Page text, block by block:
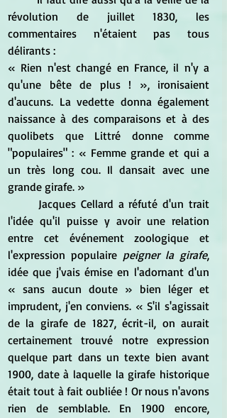
révolution de juillet 1830, les
commentaires n'étaient pas tous
délirants :
« Rien n'est changé en France, il n'y a
qu'une bête de plus ! », ironisaient
d'aucuns. La vedette donna également
naissance à des comparaisons et à des
quolibets que Littré donne comme
"populaires" : « Femme grande et qui a
un très long cou. Il dansait avec une
grande girafe. »
l'idée qu'il puisse y avoir une relation
entre cet événement zoologique et
l'expression populaire peigner la girafe,
idée que j'vais émise en l'adornant d'un
« sans aucun doute » bien léger et
imprudent, j'en conviens. « S'il s'agissait
de la girafe de 1827, écrit-il, on aurait
certainement trouvé notre expression
quelque part dans un texte bien avant
1900, date à laquelle la girafe historique
était tout à fait oubliée ! Or nous n'avons
rien de semblable. En 1900 encore,